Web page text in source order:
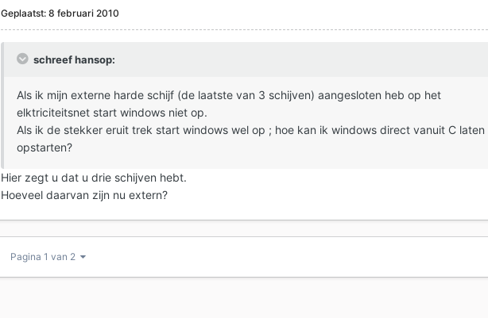
Geplaatst:8 februari 2010
schreef hansop:
Als ik mijn externe harde schijf (de laatste van 3 schijven) aangesloten heb op het
elktriciteitsnet start windows niet op.
Als ik de stekker eruit trek start windows wel op ; hoe kan ik windows direct vanuit C laten
opstarten?
Hier zegt u dat u drie schijven hebt.
Hoeveel daarvan zijn nu extern?
Pagina 1 van 2